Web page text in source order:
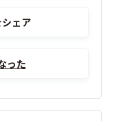
シェア
った